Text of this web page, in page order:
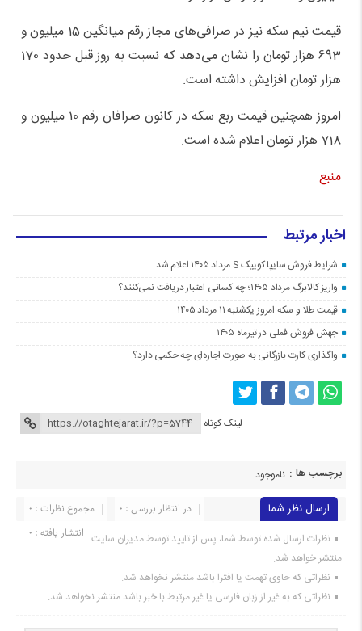
قیمت نیم سکه نیز در صرافی‌های مجاز رقم میانگین 15 میلیون و
693 هزار تومان را نشان می‌دهد که نسبت به روز قبل حدود 170
هزار تومان افزایش داشته است.
امروز همچنین قیمت ربع سکه در کانون صرافان رقم 10 میلیون و
718 هزار تومان اعلام شده است.
منبع
اخبار مرتبط
شرایط فروش سایپا کوییک S مرداد ۱۴۰۵ اعلام شد
واریز کالابرگ مرداد ۱۴۰۵؛ چه کسانی اعتبار دریافت نمی‌کنند؟
قیمت طلا و سکه امروز یکشنبه ۱۱ مرداد ۱۴۰۵
جهش فروش فملی در تیرماه ۱۴۰۵
واگذاری کارت بازرگانی به صورت اجاره‌ای چه حکمی دارد؟
لینک کوتاه
برچسب ها : ناموجود
ارسال نظر شما مجموع نظرات : 0
در انتظار بررسی : 0
انتشار یافته : 0 نظرات ارسال شده توسط شما، پس از تایید توسط مدیران سایت
منتشر خواهد شد.
نظراتی که حاوی تهمت یا افترا باشد منتشر نخواهد شد.
نظراتی که به غیر از زبان فارسی یا غیر مرتبط با خبر باشد منتشر نخواهد شد.